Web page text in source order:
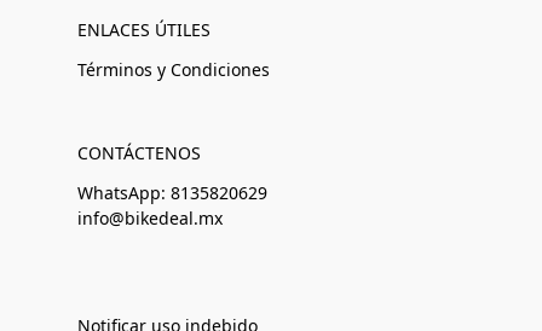
ENLACES ÚTILES
Términos y Condiciones
CONTÁCTENOS
WhatsApp: 8135820629
info@bikedeal.mx
Notificar uso indebido